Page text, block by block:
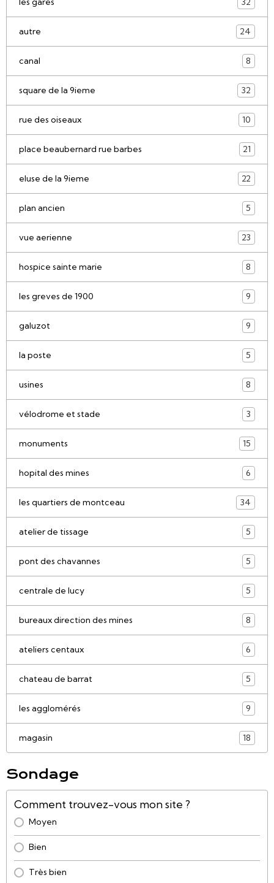
autre 24
canal 8
square de la 9ieme 32
rue des oiseaux 10
place beaubernard rue barbes 21
eluse de la 9ieme 22
plan ancien 5
vue aerienne 23
hospice sainte marie 8
les greves de 1900 9
galuzot 9
la poste 5
usines 8
vélodrome et stade 3
monuments 15
hopital des mines 6
les quartiers de montceau 34
atelier de tissage 5
pont des chavannes 5
centrale de lucy 5
bureaux direction des mines 8
ateliers centaux 6
chateau de barrat 5
les agglomérés 9
magasin 18
Sondage
Comment trouvez-vous mon site ?
Moyen
Bien
Très bien